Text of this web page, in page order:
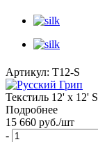
Артикул: T12-S
Текстиль 12' х 12'
Подробнее
15 660 руб./шт
-